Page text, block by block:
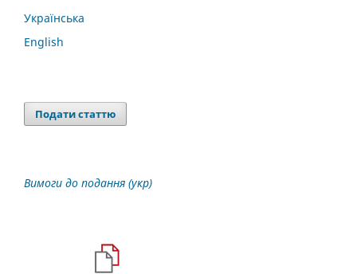
Українська
English
Подати статтю
Вимоги до подання (укр)